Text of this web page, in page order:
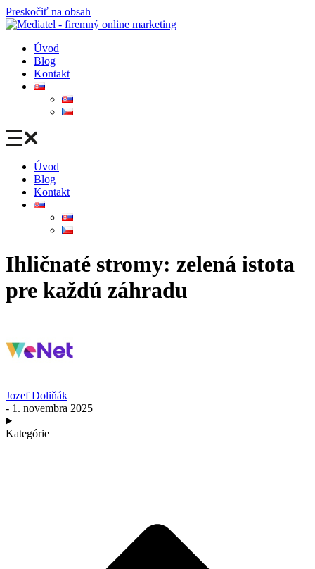
Preskočiť na obsah
Úvod
Blog
Kontakt
Úvod
Blog
Kontakt
Ihličnaté stromy: zelená istota
pre každú záhradu
Jozef Doliňák
- 1. novembra 2025
Kategórie